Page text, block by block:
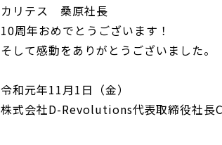
カリテス 桑原社長
10周年おめでとうございます！
そして感動をありがとうございました。
令和元年11月1日（金）
株式会社D-Revolutions代表取締役社